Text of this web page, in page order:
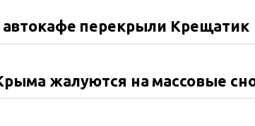
перекрыли Крещатик
жалуются на массовые